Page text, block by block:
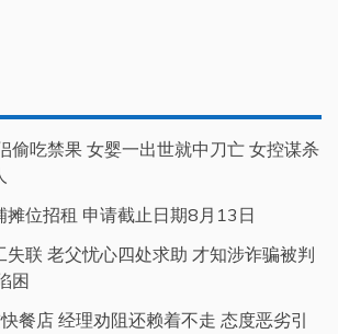
偷吃禁果 女婴一出世就中刀亡 女控谋杀
摊位招租 申请截止日期8月13日
失联 老父忧心四处求助 才知涉诈骗被判
困
餐店 经理劝阻还赖着不走 态度恶劣引